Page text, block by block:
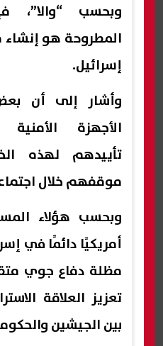
وبحسب “والا”،
المطروحة هو إنشاء
إسرائيل.
وأشار إلى أن
الأجهزة الأمنية
تأييدهم لهذه
موقفهم خلال
وبحسب هؤلاء
أمريكيًا دائمًا في
مظلة دفاع جوي
تعزيز العلاقة
بين الجيشين